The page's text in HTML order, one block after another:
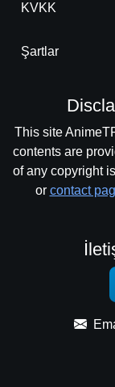
KVKK
Şartlar
This site
contents are
of any copyright
or contact